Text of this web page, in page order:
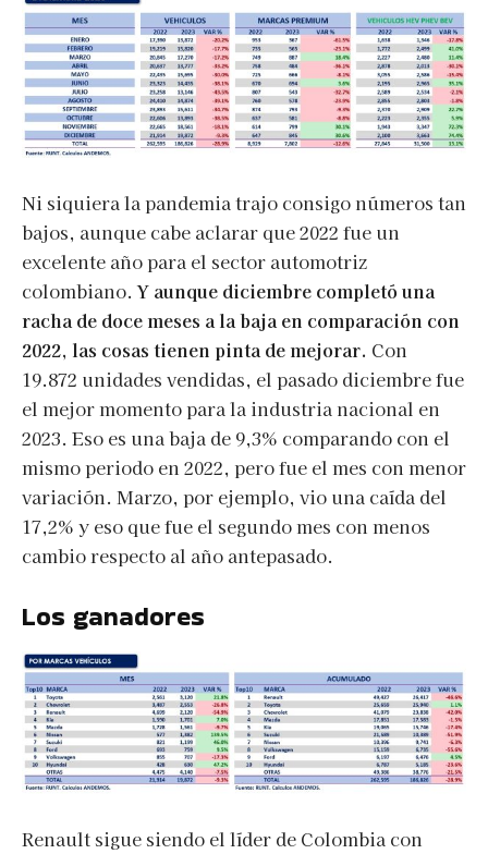
Ni siquiera la pandemia trajo consigo números tan
bajos, aunque cabe aclarar que 2022 fue un
excelente año para el sector automotriz
colombiano. Y aunque diciembre completó una
racha de doce meses a la baja en comparación con
2022, las cosas tienen pinta de mejorar. Con
19.872 unidades vendidas, el pasado diciembre fue
el mejor momento para la industria nacional en
2023. Eso es una baja de 9,3% comparando con el
mismo periodo en 2022, pero fue el mes con menor
variación. Marzo, por ejemplo, vio una caída del
17,2% y eso que fue el segundo mes con menos
cambio respecto al año antepasado.
Los ganadores
Renault sigue siendo el líder de Colombia con